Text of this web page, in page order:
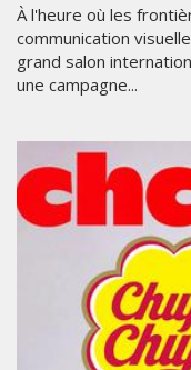
À l'heure où les
communication
grand salon
une campagne...